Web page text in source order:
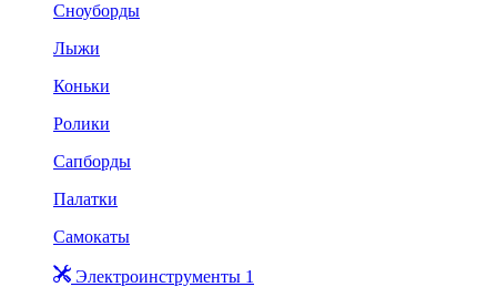
Сноуборды
Лыжи
Коньки
Ролики
Сапборды
Палатки
Самокаты
Электроинструменты 1